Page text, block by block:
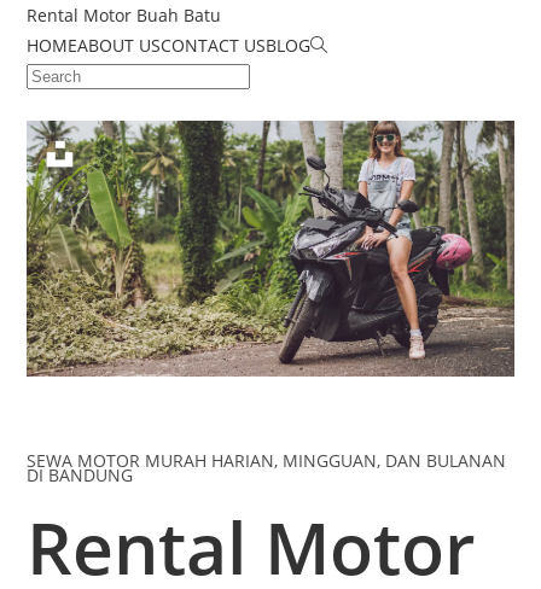
Rental Motor Buah Batu
HOMEABOUT USCONTACT USBLOG
SEWA MOTOR MURAH HARIAN, MINGGUAN, DAN BULANAN
DI BANDUNG
Rental Motor